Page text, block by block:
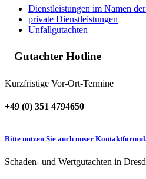
Dienstleistungen im Namen
private Dienstleistungen
Unfallgutachten
Gutachter Hotline
Kurzfristige Vor-Ort-Termine
+49 (0) 351 4794650
Bitte nutzen Sie auch unser
Schaden- und Wertgutachten in